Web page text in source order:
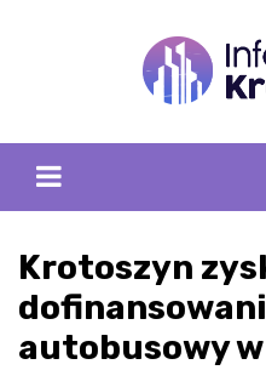
Krotoszyn
autobusowy